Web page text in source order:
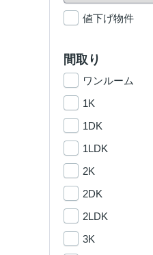
値下げ物件
間取り
ワンルーム
1K
1DK
1LDK
2K
2DK
2LDK
3K